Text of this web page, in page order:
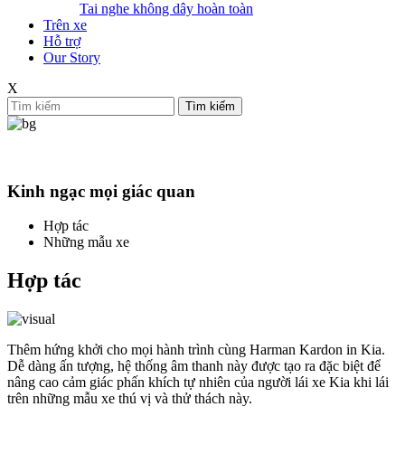
Tai nghe không dây hoàn toàn
Trên xe
Hỗ trợ
Our Story
X
Tìm kiếm
Kinh ngạc mọi giác quan
Hợp tác
Những mẫu xe
Hợp tác
Thêm hứng khởi cho mọi hành trình cùng Harman Kardon in Kia.
Dễ dàng ấn tượng, hệ thống âm thanh này được tạo ra đặc biệt để
nâng cao cảm giác phấn khích tự nhiên của người lái xe Kia khi lái
trên những mẫu xe thú vị và thử thách này.